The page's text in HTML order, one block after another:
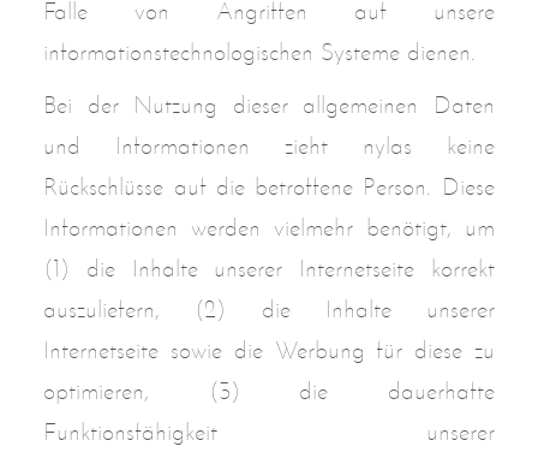
Falle von Angriffen auf unsere
informationstechnologischen Systeme dienen.
Bei der Nutzung dieser allgemeinen Daten
und Informationen zieht nylas keine
Rückschlüsse auf die betroffene Person. Diese
Informationen werden vielmehr benötigt, um
(1) die Inhalte unserer Internetseite korrekt
auszuliefern, (2) die Inhalte unserer
Internetseite sowie die Werbung für diese zu
optimieren, (3) die dauerhafte
Funktionsfähigkeit unserer